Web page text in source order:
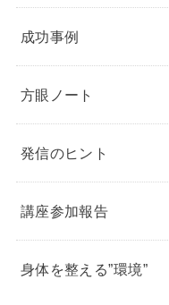
成功事例
方眼ノート
発信のヒント
講座参加報告
身体を整える”環境”